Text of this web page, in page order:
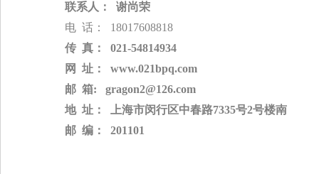
联系人：
谢尚荣
电 话：
18017608818
传 真：
021-54814934
网
址：
www.021bpq.com
邮 箱:
gragon2@126.com
地 址：  上海市闵行区中春路7335号2号楼南
邮 编：  201101